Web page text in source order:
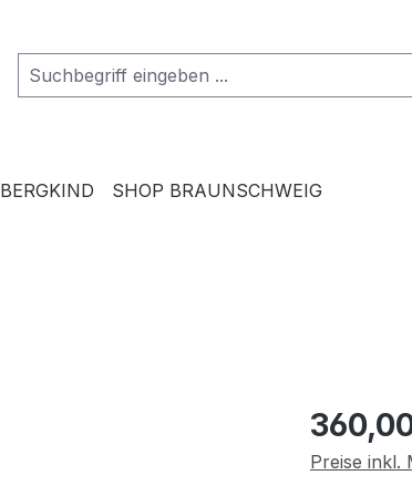
BERGKIND SHOP BRAUNSCHWEIG
Regulärer
Preise inkl.